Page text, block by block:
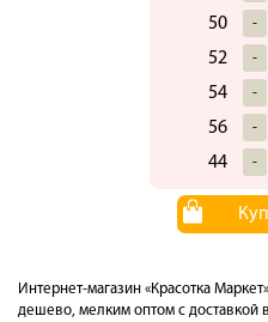
50 -
52 -
54 -
56 -
44 -
Интернет-магазин «Красотка
дешево, мелким оптом с доставкой